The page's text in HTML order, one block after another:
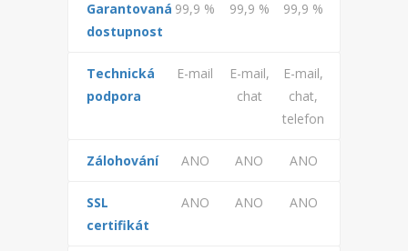
Garantovaná
dostupnost
99,9 % 99,9 % 99,9 %
Technická
podpora
E-mail
E-mail,
chat
E-mail,
chat,
telefon
Zálohování ANO ANO ANO
SSL
certifikát
ANO ANO ANO